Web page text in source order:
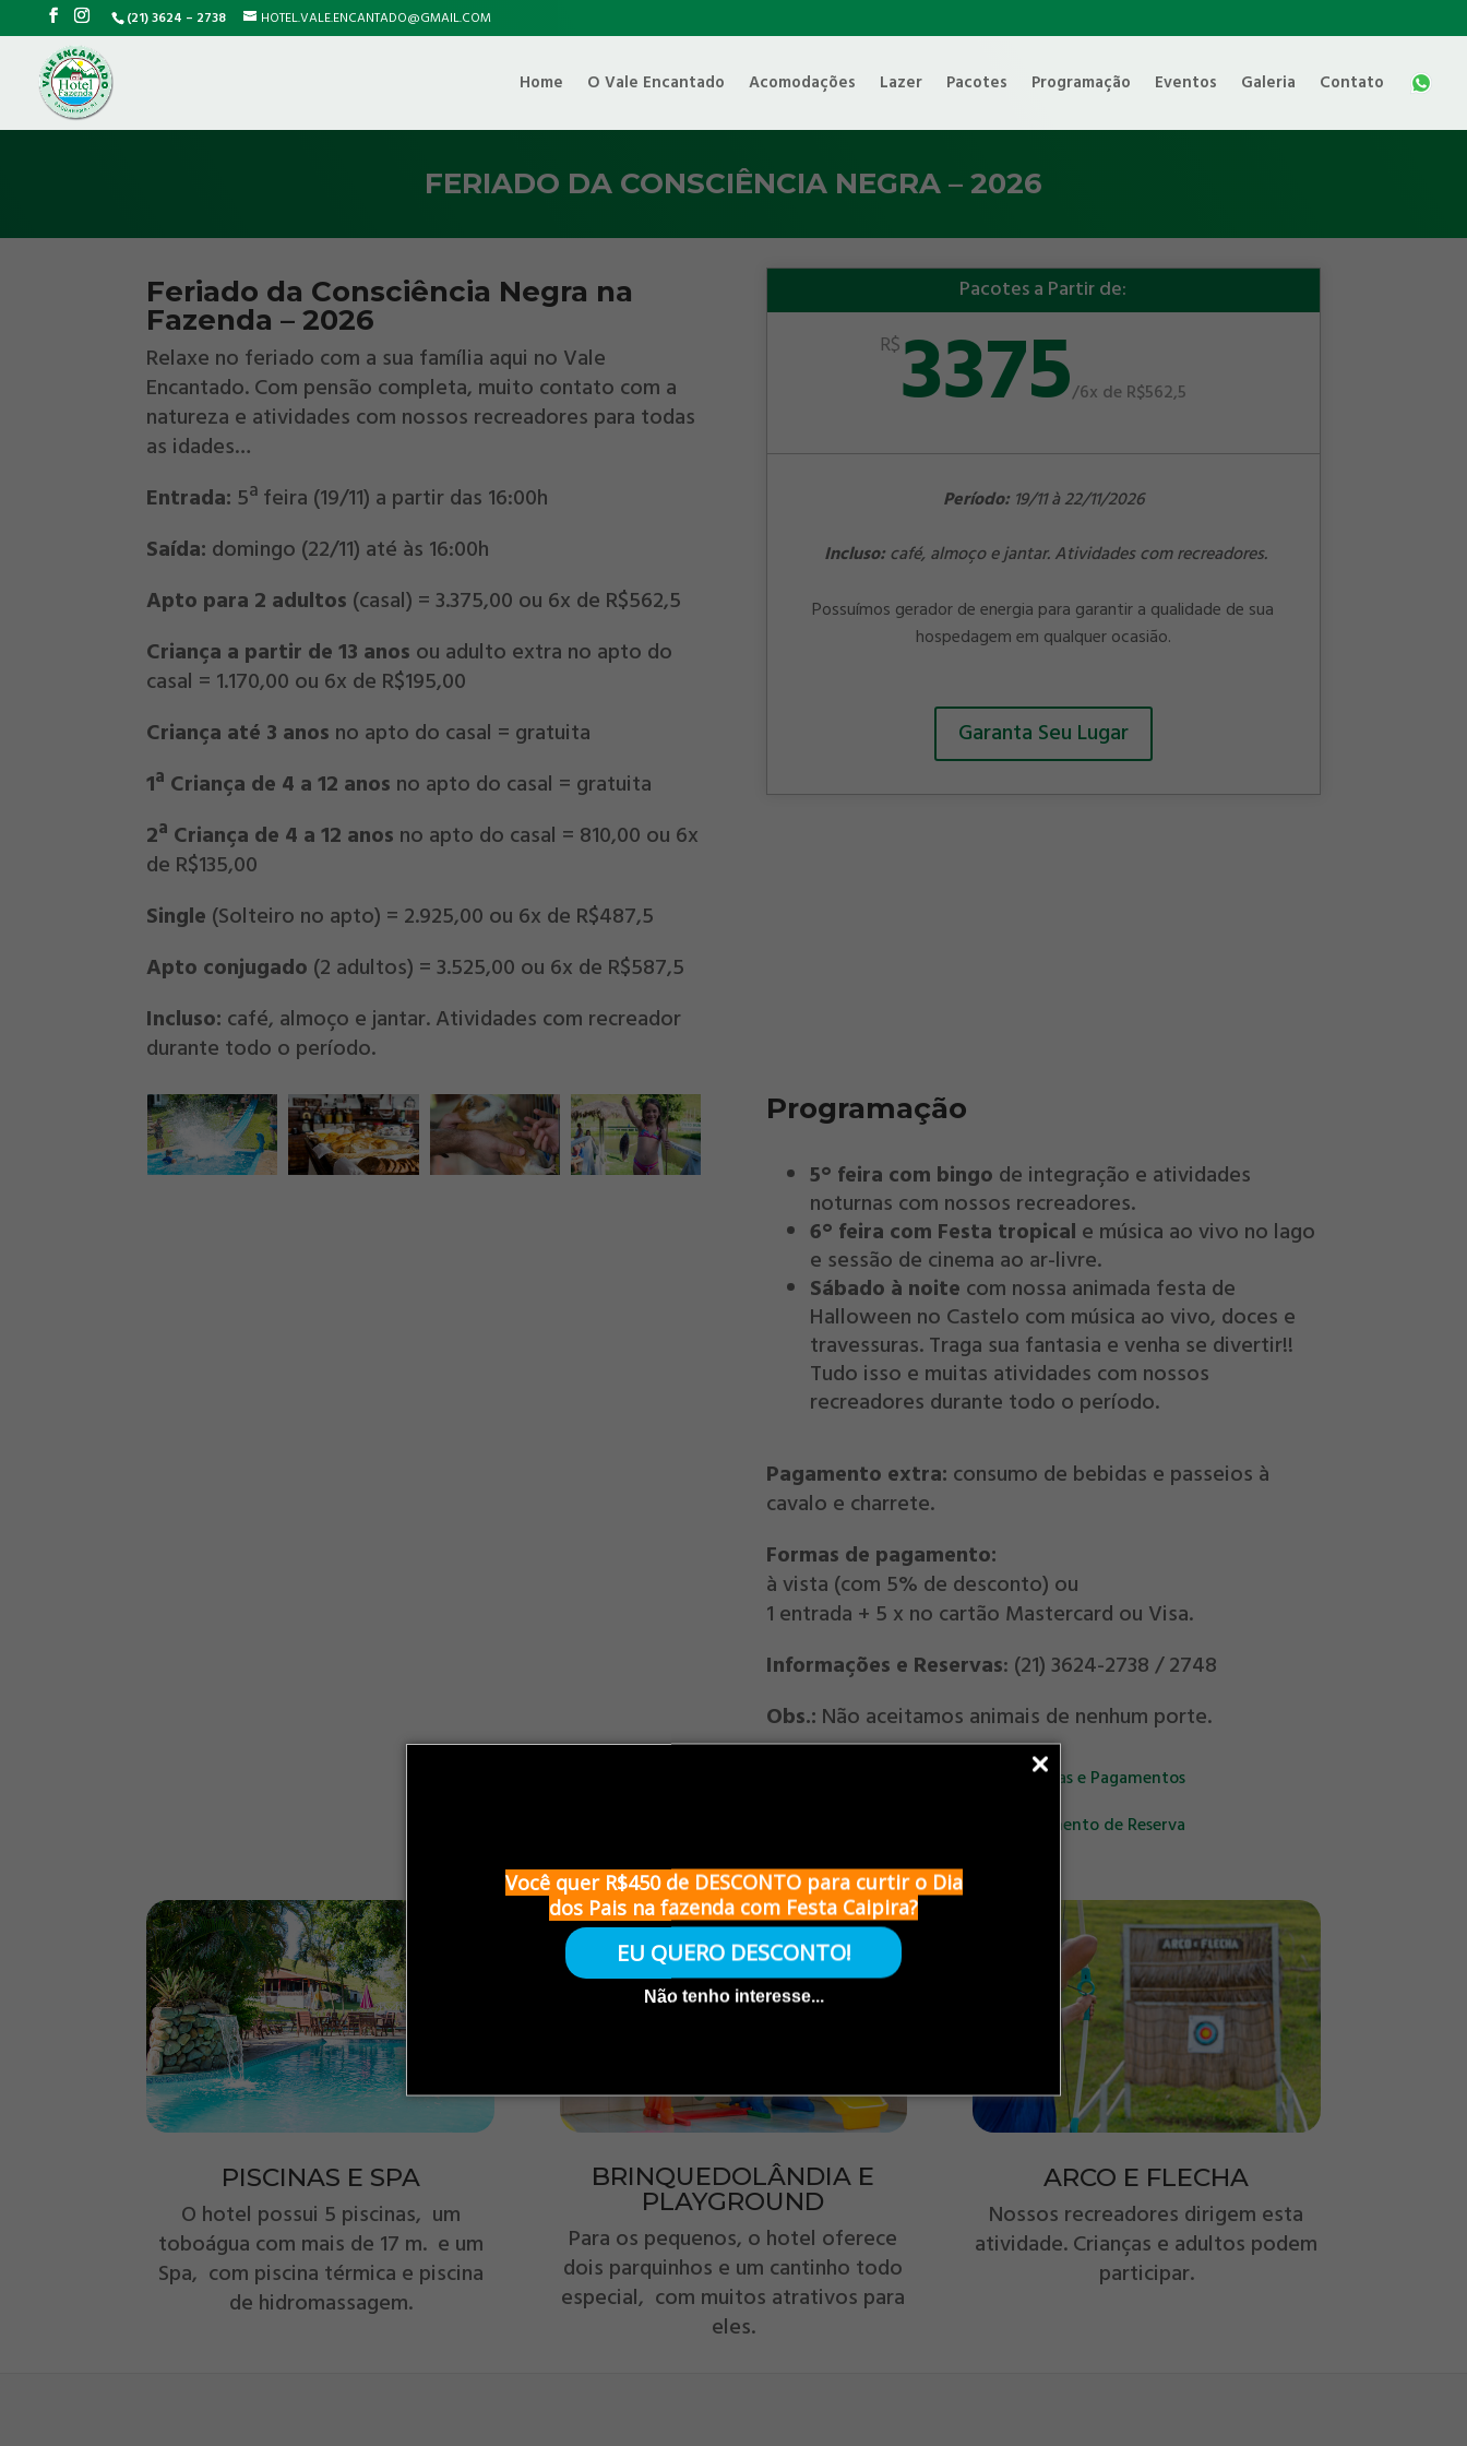
Você quer R$450 de DESCONTO para curtir o Dia
dos Pais na fazenda com Festa Caipira?
EU QUERO DESCONTO!
Não tenho interesse...
(21) 3624 – 2738 HOTEL.VALE.ENCANTADO@GMAIL.COM
Home O Vale Encantado Acomodações Lazer Pacotes Programação Eventos Galeria Contato
FERIADO DA CONSCIÊNCIA NEGRA – 2026
Feriado da Consciência Negra na
Fazenda – 2026
Relaxe no feriado com a sua família aqui no Vale
Encantado. Com pensão completa, muito contato com a
natureza e atividades com nossos recreadores para todas
as idades…
Entrada: 5ª feira (19/11) a partir das 16:00h
Saída: domingo (22/11) até às 16:00h
Apto para 2 adultos (casal) = 3.375,00 ou 6x de R$562,5
Criança a partir de 13 anos ou adulto extra no apto do
casal = 1.170,00 ou 6x de R$195,00
Criança até 3 anos no apto do casal = gratuita
1ª Criança de 4 a 12 anos no apto do casal = gratuita
2ª Criança de 4 a 12 anos no apto do casal = 810,00 ou 6x
de R$135,00
Single (Solteiro no apto) = 2.925,00 ou 6x de R$487,5
Apto conjugado (2 adultos) = 3.525,00 ou 6x de R$587,5
Incluso: café, almoço e jantar. Atividades com recreador
durante todo o período.
Pacotes a Partir de:
R$3375/6x de R$562,5
Período:19/11 à 22/11/2026
Incluso:café, almoço e jantar. Atividades com recreadores.
Possuímos gerador de energia para garantir a qualidade de sua
hospedagem em qualquer ocasião.
Garanta Seu Lugar
Programação
5° feira com bingo de integração e atividades
noturnas com nossos recreadores.
6° feira com Festa tropical e música ao vivo no lago
e sessão de cinema ao ar-livre.
Sábado à noite com nossa animada festa de
Halloween no Castelo com música ao vivo, doces e
travessuras. Traga sua fantasia e venha se divertir!!
Tudo isso e muitas atividades com nossos
recreadores durante todo o período.
Pagamento extra: consumo de bebidas e passeios à
cavalo e charrete.
Formas de pagamento:
à vista (com 5% de desconto) ou
1 entrada + 5 x no cartão Mastercard ou Visa.
Informações e Reservas: (21) 3624-2738 / 2748
Obs.: Não aceitamos animais de nenhum porte.
Condições de Reservas e Pagamentos
Política de Cancelamento de Reserva
PISCINAS E SPA
O hotel possui 5 piscinas, um
toboágua com mais de 17 m. e um
Spa, com piscina térmica e piscina
de hidromassagem.
BRINQUEDOLÂNDIA E
PLAYGROUND
Para os pequenos, o hotel oferece
dois parquinhos e um cantinho todo
especial, com muitos atrativos para
eles.
ARCO E FLECHA
Nossos recreadores dirigem esta
atividade. Crianças e adultos podem
participar.